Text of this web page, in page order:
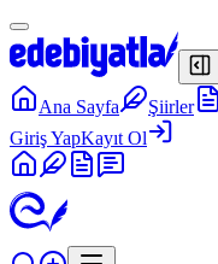
Ana Sayfa Şiirler
Giriş YapKayıt Ol